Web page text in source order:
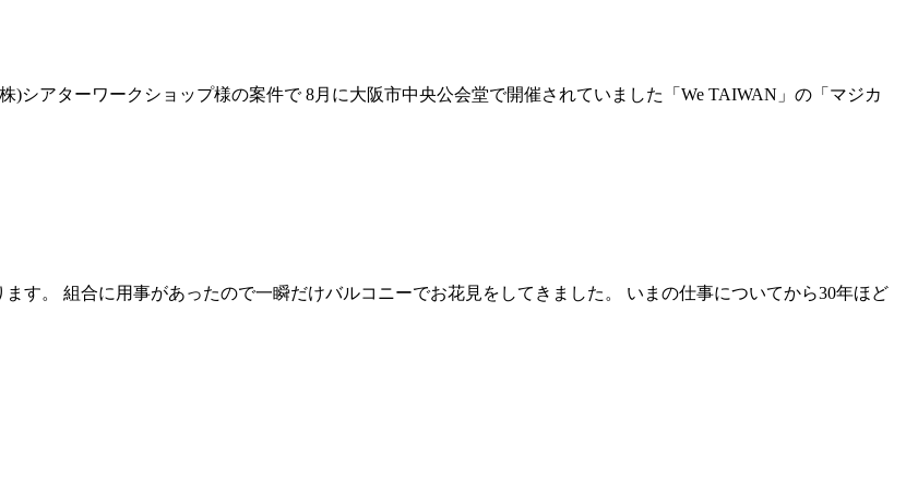
シアターワークショップ様の案件で 8月に大阪市中央公会堂で開催されていました「We TAIWAN」の「マジカ
す。 組合に用事があったので一瞬だけバルコニーでお花見をしてきました。 いまの仕事についてから30年ほど